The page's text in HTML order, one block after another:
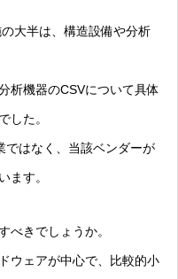
大半は、構造設備や分析
析機器のCSVについて具体
した。
ではなく、当該ベンダーが
ます。
べきでしょうか。
ウェアが中心で、比較的小